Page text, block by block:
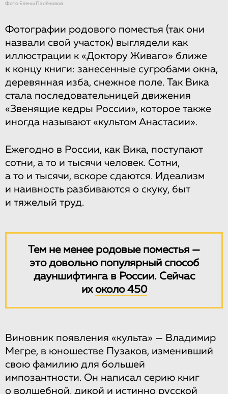
Фото Елены Палёновой
Фотографии родового поместья (так они
назвали свой участок) выглядели как
иллюстрации к «Доктору Живаго» ближе
к концу книги: занесенные сугробами окна,
деревянная изба, снежное поле. Так Вика
стала последовательницей движения
«Звенящие кедры России», которое также
иногда называют «культом Анастасии».
Ежегодно в России, как Вика, поступают
сотни, а то и тысячи человек. Сотни,
а то и тысячи, вскоре сдаются. Идеализм
и наивность разбиваются о скуку, быт
и тяжелый труд.
Тем не менее родовые поместья —
это довольно популярный способ
дауншифтинга в России. Сейчас
ихоколо 450
Виновник появления «культа» — Владимир
Мегре, в юношестве Пузаков, изменивший
свою фамилию для большей
импозантности. Он написал серию книг
о волшебной, дикой и истинно русской